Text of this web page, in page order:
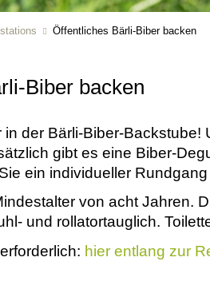
Öffentliches Bärli-Biber backen
Biber backen
in der Bärli-Biber-
gibt es eine Biber-
ein individueller
von acht Jahren.
und rollatortauglich.
hier entlang zur